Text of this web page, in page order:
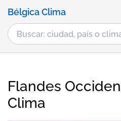
Bélgica Clima
Flandes
Clima